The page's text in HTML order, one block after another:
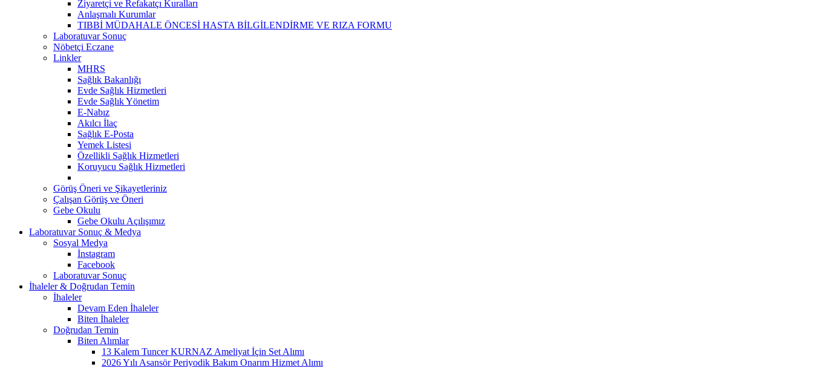
Ziyaretçi ve Refakatçı Kuralları
Anlaşmalı Kurumlar
TIBBİ MÜDAHALE ÖNCESİ HASTA BİLGİLENDİRME VE RIZA FORMU
Laboratuvar Sonuç
Nöbetçi Eczane
Linkler
MHRS
Sağlık Bakanlığı
Evde Sağlık Hizmetleri
Evde Sağlık Yönetim
E-Nabız
Akılcı İlaç
Sağlık E-Posta
Yemek Listesi
Özellikli Sağlık Hizmetleri
Koruyucu Sağlık Hizmetleri
Görüş Öneri ve Şikayetleriniz
Çalışan Görüş ve Öneri
Gebe Okulu
Gebe Okulu Açılışımız
Laboratuvar Sonuç & Medya
Sosyal Medya
İnstagram
Facebook
Laboratuvar Sonuç
İhaleler & Doğrudan Temin
İhaleler
Devam Eden İhaleler
Biten İhaleler
Doğrudan Temin
Biten Alımlar
13 Kalem Tuncer KURNAZ Ameliyat İçin Set Alımı
2026 Yılı Asansör Periyodik Bakım Onarım Hizmet Alımı